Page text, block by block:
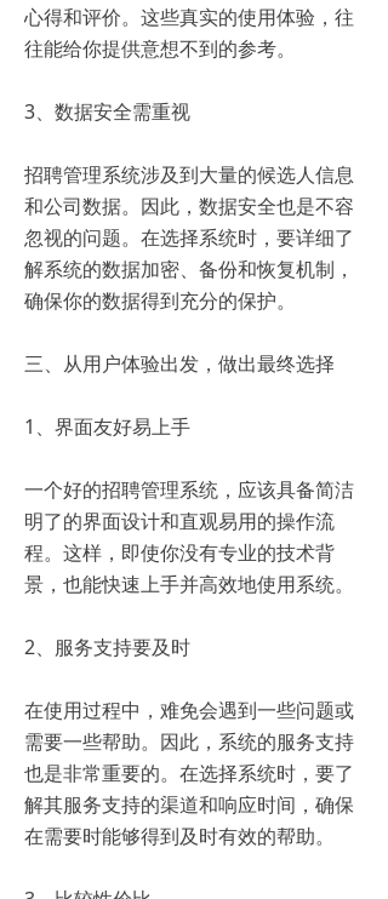
心得和评价。这些真实的使用体验，往
往能给你提供意想不到的参考。
3、数据安全需重视
招聘管理系统涉及到大量的候选人信息
和公司数据。因此，数据安全也是不容
忽视的问题。在选择系统时，要详细了
解系统的数据加密、备份和恢复机制，
确保你的数据得到充分的保护。
三、从用户体验出发，做出最终选择
1、界面友好易上手
一个好的招聘管理系统，应该具备简洁
明了的界面设计和直观易用的操作流
程。这样，即使你没有专业的技术背
景，也能快速上手并高效地使用系统。
2、服务支持要及时
在使用过程中，难免会遇到一些问题或
需要一些帮助。因此，系统的服务支持
也是非常重要的。在选择系统时，要了
解其服务支持的渠道和响应时间，确保
在需要时能够得到及时有效的帮助。